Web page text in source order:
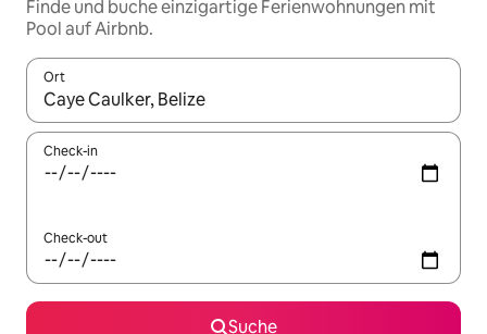
Finde und buche einzigartige Ferienwohnungen mit
Pool auf Airbnb.
Ort
Wenn Ergebnisse verfügbar sind, navigiere mit den
Check-in
Check-out
Suche